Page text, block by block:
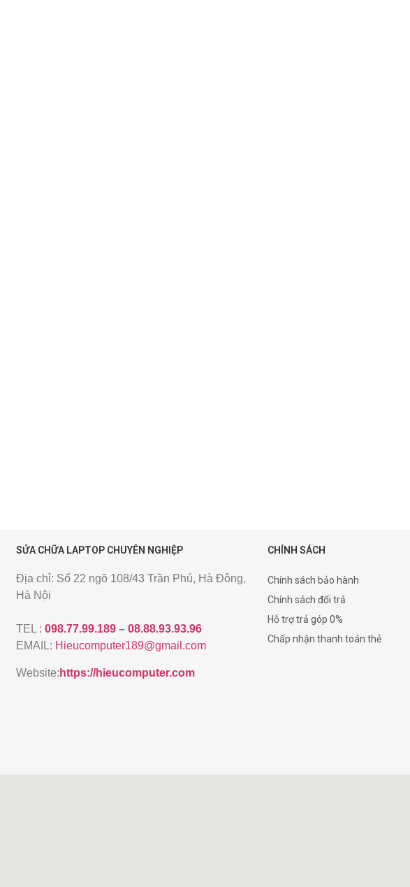
SỬA CHỮA LAPTOP CHUYÊN NGHIỆP
Địa chỉ: Số 22 ngõ 108/43 Trần Phú, Hà Đông,
Hà Nội
TEL : 098.77.99.189 – 08.88.93.93.96
EMAIL: Hieucomputer189@gmail.com
Website: https://hieucomputer.com
CHÍNH SÁCH
Chính sách bảo hành
Chính sách đổi trả
Hỗ trợ trả góp 0%
Chấp nhận thanh toán thẻ